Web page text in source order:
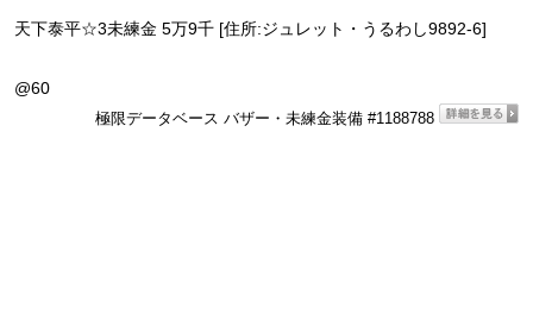
天下泰平☆3未練金 5万9千 [住所:ジュレット・うるわし9892-6]
@60
極限データベース バザー・未練金装備 #1188788